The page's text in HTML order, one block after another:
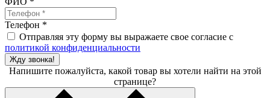
Телефон *
Отправляя эту форму вы выражаете свое согласие с
политикой конфиденциальности
Жду звонка!
Напишите пожалуйста, какой товар вы хотели найти на этой
странице?